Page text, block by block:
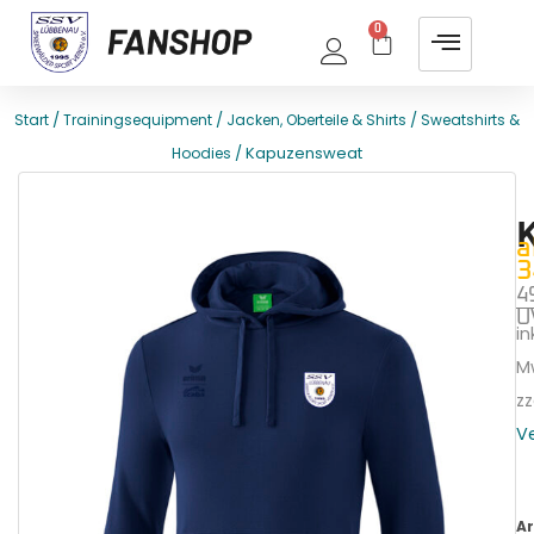
0
Start /Trainingsequipment / Jacken, Oberteile & Shirts /Sweatshirts &
Hoodies / Kapuzensweat